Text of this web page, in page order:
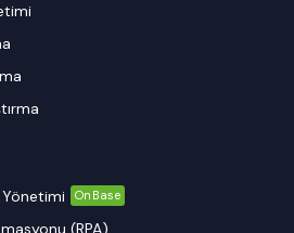
OnBase
(RPA)